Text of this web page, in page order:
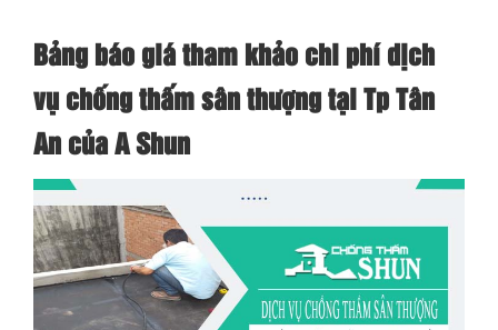
Bảng báo giá tham khảo chi phí dịch
vụ chống thấm sân thượng tại Tp Tân
An của A Shun